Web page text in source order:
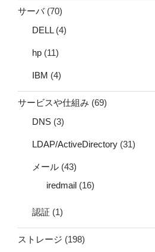
サーバ(70)
DELL(4)
hp (11)
IBM (4)
サービスや仕組み (69)
DNS (3)
LDAP/ActiveDirectory (31)
メール (43)
iredmail (16)
認証 (1)
ストレージ (198)